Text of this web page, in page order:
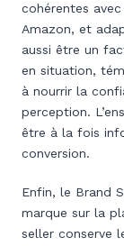
cohérentes
Amazon, et
aussi être un
en situation,
à nourrir la
perception.
être à la fois
conversion.
Enfin, le Brand
marque sur la
seller conserve